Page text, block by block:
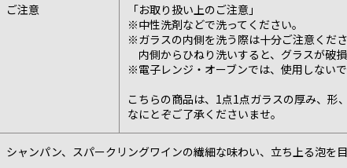
ご注意
「お取り扱い上のご注意」
※中性洗剤などで洗ってください。
※ガラスの内側を洗う際は十分ご注意くださ
内側からひねり洗いすると、グラスが破損
※電子レンジ・オーブンでは、使用しないで
こちらの商品は、1点1点ガラスの厚み、形
なにとぞご了承くださいませ。
シャンパン、スパークリングワインの繊細な味わい、立ち上る泡を